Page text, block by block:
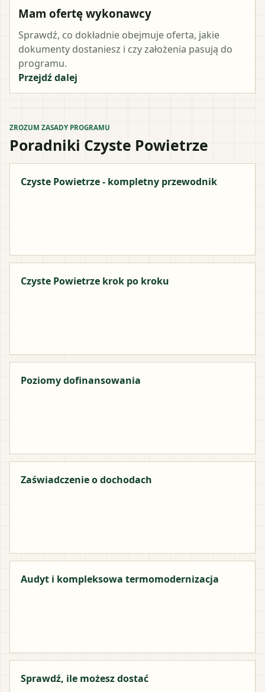
Mam ofertę wykonawcy
Sprawdź, co dokładnie obejmuje oferta, jakie
dokumenty dostaniesz i czy założenia pasują do
programu.
Przejdź dalej
ZROZUM ZASADY PROGRAMU
Poradniki Czyste Powietrze
Czyste Powietrze - kompletny przewodnik
Czyste Powietrze krok po kroku
Poziomy dofinansowania
Zaświadczenie o dochodach
Audyt i kompleksowa termomodernizacja
Sprawdź, ile możesz dostać